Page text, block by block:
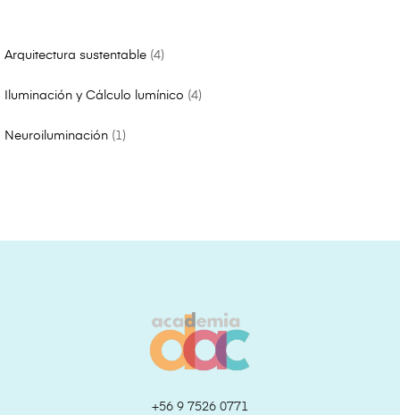
Arquitectura sustentable 4
Iluminación y Cálculo lumínico 4
Neuroiluminación 1
+56 9 7526 0771